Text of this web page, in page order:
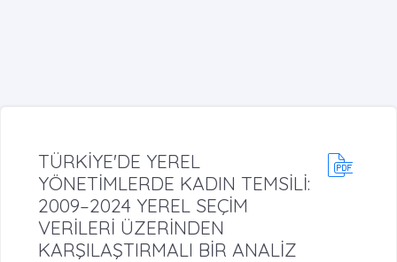
TÜRKİYE'DE YEREL
YÖNETİMLERDE KADIN TEMSİLİ:
2009–2024 YEREL SEÇİM
VERİLERİ ÜZERİNDEN
KARŞILAŞTIRMALI BİR ANALİZ